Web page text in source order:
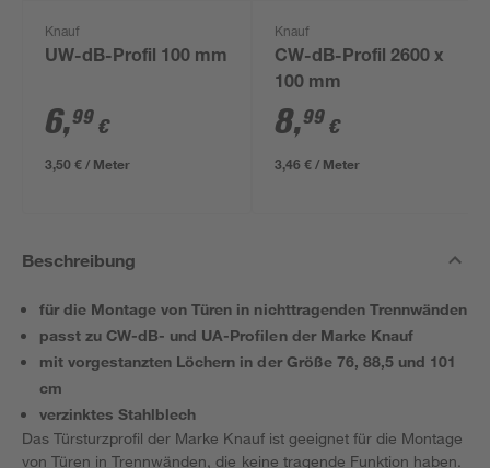
Knauf
UW-dB-Profil 100 mm
6,99 €
3,50 € / Meter
Knauf
CW-dB-Profil 2600 x
100 mm
8,99 €
3,46 € / Meter
Beschreibung
für die Montage von Türen in nichttragenden Trennwänden
passt zu CW-dB- und UA-Profilen der Marke Knauf
mit vorgestanzten Löchern in der Größe 76, 88,5 und 101
cm
verzinktes Stahlblech
Das Türsturzprofil der Marke Knauf ist geeignet für die Montage
von Türen in Trennwänden, die keine tragende Funktion haben.